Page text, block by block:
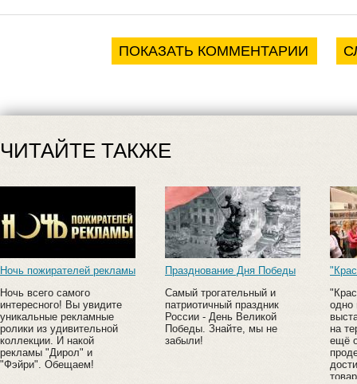
ПОКАЗАТЬ КОММЕНТАРИИ
ЧИТАЙТЕ ТАКЖЕ
Ночь пожирателей рекламы
Ночь всего самого
интересного! Вы увидите
уникальные рекламные
ролики из удивительной
коллекции. И накой
рекламы "Дирол" и
"Фэйри". Обещаем!
Празднование Дня Победы
Самый трогательный и
патриотичный праздник
России - День Великой
Победы. Знайте, мы не
забыли!
одно
на
ещё